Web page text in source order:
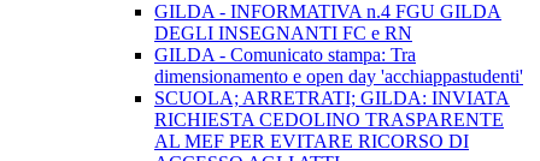
GILDA - INFORMATIVA n.4 FGU GILDA
DEGLI INSEGNANTI FC e RN
GILDA - Comunicato stampa: Tra
dimensionamento e open day 'acchiappastudenti'
SCUOLA; ARRETRATI; GILDA: INVIATA
RICHIESTA CEDOLINO TRASPARENTE
AL MEF PER EVITARE RICORSO DI